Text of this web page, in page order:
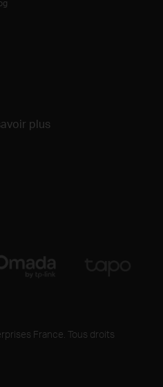
plus
France. Tous droits